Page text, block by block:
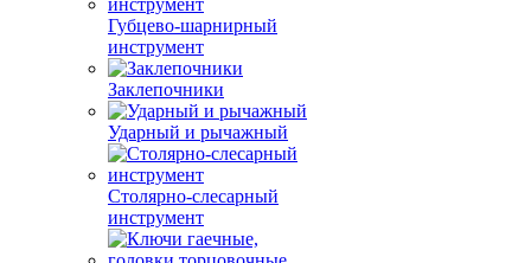
Губцево-шарнирный
инструмент
Заклепочники
Ударный и рычажный
Столярно-слесарный
инструмент